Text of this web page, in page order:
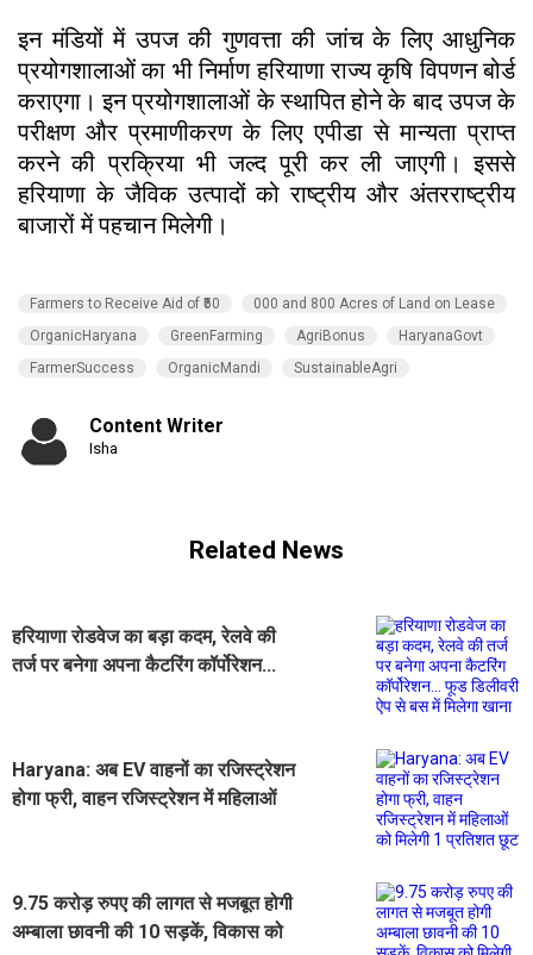
इन मंडियों में उपज की गुणवत्ता की जांच के लिए आधुनिक
प्रयोगशालाओं का भी निर्माण हरियाणा राज्य कृषि विपणन बोर्ड
कराएगा। इन प्रयोगशालाओं के स्थापित होने के बाद उपज के
परीक्षण और प्रमाणीकरण के लिए एपीडा से मान्यता प्राप्त
करने की प्रक्रिया भी जल्द पूरी कर ली जाएगी। इससे
हरियाणा के जैविक उत्पादों को राष्ट्रीय और अंतरराष्ट्रीय
बाजारों में पहचान मिलेगी।
Farmers to Receive Aid of ₹50
000 and 800 Acres of Land on Lease
OrganicHaryana
GreenFarming AgriBonus
HaryanaGovt
FarmerSuccess
OrganicMandi SustainableAgri
Content Writer
Isha
Related News
हरियाणा रोडवेज का बड़ा कदम, रेलवे की
तर्ज पर बनेगा अपना कैटरिंग कॉर्पोरेशन...
Haryana: अब EV वाहनों का रजिस्ट्रेशन
होगा फ्री, वाहन रजिस्ट्रेशन में महिलाओं
9.75 करोड़ रुपए की लागत से मजबूत होगी
अम्बाला छावनी की 10 सड़कें, विकास को